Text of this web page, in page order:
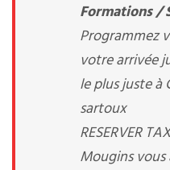
Formations /
Programmez
votre arrivée
le plus juste
sartoux
RESERVER
Mougins